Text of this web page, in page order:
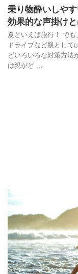
乗り物酔いしや
効果的な声掛け
夏といえば旅行！ で
ドライブなど親として
どいろいろな対策方法
は親がど ...